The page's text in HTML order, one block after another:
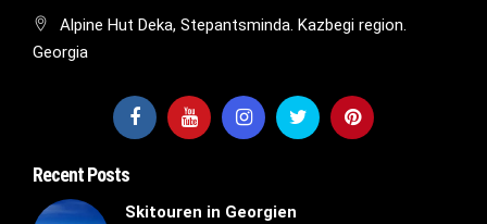
Alpine Hut Deka, Stepantsminda. Kazbegi region.
Georgia
Recent Posts
Skitouren in Georgien